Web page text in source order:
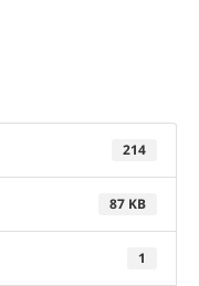
214
87 KB
1